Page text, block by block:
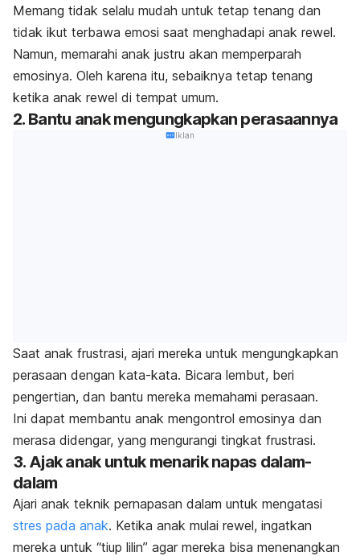
Memang tidak selalu mudah untuk tetap tenang dan
tidak ikut terbawa emosi saat menghadapi anak rewel.
Namun, memarahi anak justru akan memperparah
emosinya. Oleh karena itu, sebaiknya tetap tenang
ketika anak rewel di tempat umum.
2. Bantu anak mengungkapkan perasaannya
Iklan
Saat anak frustrasi, ajari mereka untuk mengungkapkan
perasaan dengan kata-kata. Bicara lembut, beri
pengertian, dan bantu mereka memahami perasaan.
Ini dapat membantu anak mengontrol emosinya dan
merasa didengar, yang mengurangi tingkat frustrasi.
3. Ajak anak untuk menarik napas dalam-
dalam
Ajari anak teknik pernapasan dalam untuk mengatasi
stres pada anak. Ketika anak mulai rewel, ingatkan
mereka untuk “tiup lilin” agar mereka bisa menenangkan